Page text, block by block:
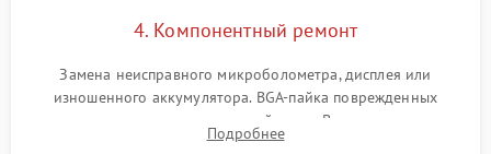
4. Компонентный ремонт
Замена неисправного микроболометра, дисплея или
изношенного аккумулятора. BGA-пайка поврежденных
контроллеров на материнской плате. Восстановление
разъемов и кнопок, замена поврежденных элементов
Подробнее